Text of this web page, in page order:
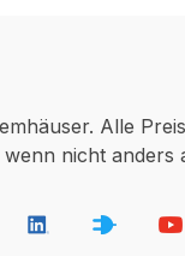
Alle
nicht anders